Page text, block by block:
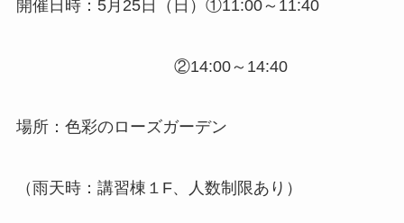
開催日時：5月25日（日）①11:00～11:40
②14:00～14:40
場所：色彩のローズガーデン
（雨天時：講習棟１F、人数制限あり）